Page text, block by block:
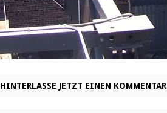
HINTERLASSE JETZT EINEN KOMMENTAR